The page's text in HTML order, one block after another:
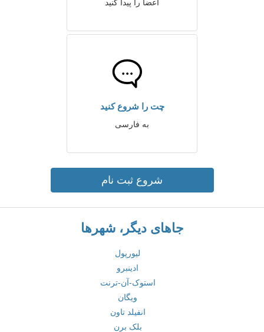
اعضا را پیدا کنید
چت را شروع کنید
به فارسی
شروع ثبت نام
جاهای دیگر، شهرها
لیورپول
ادینبرو
استوک-آن-ترنت
ویگان
انفیلد تاون
بلک برن